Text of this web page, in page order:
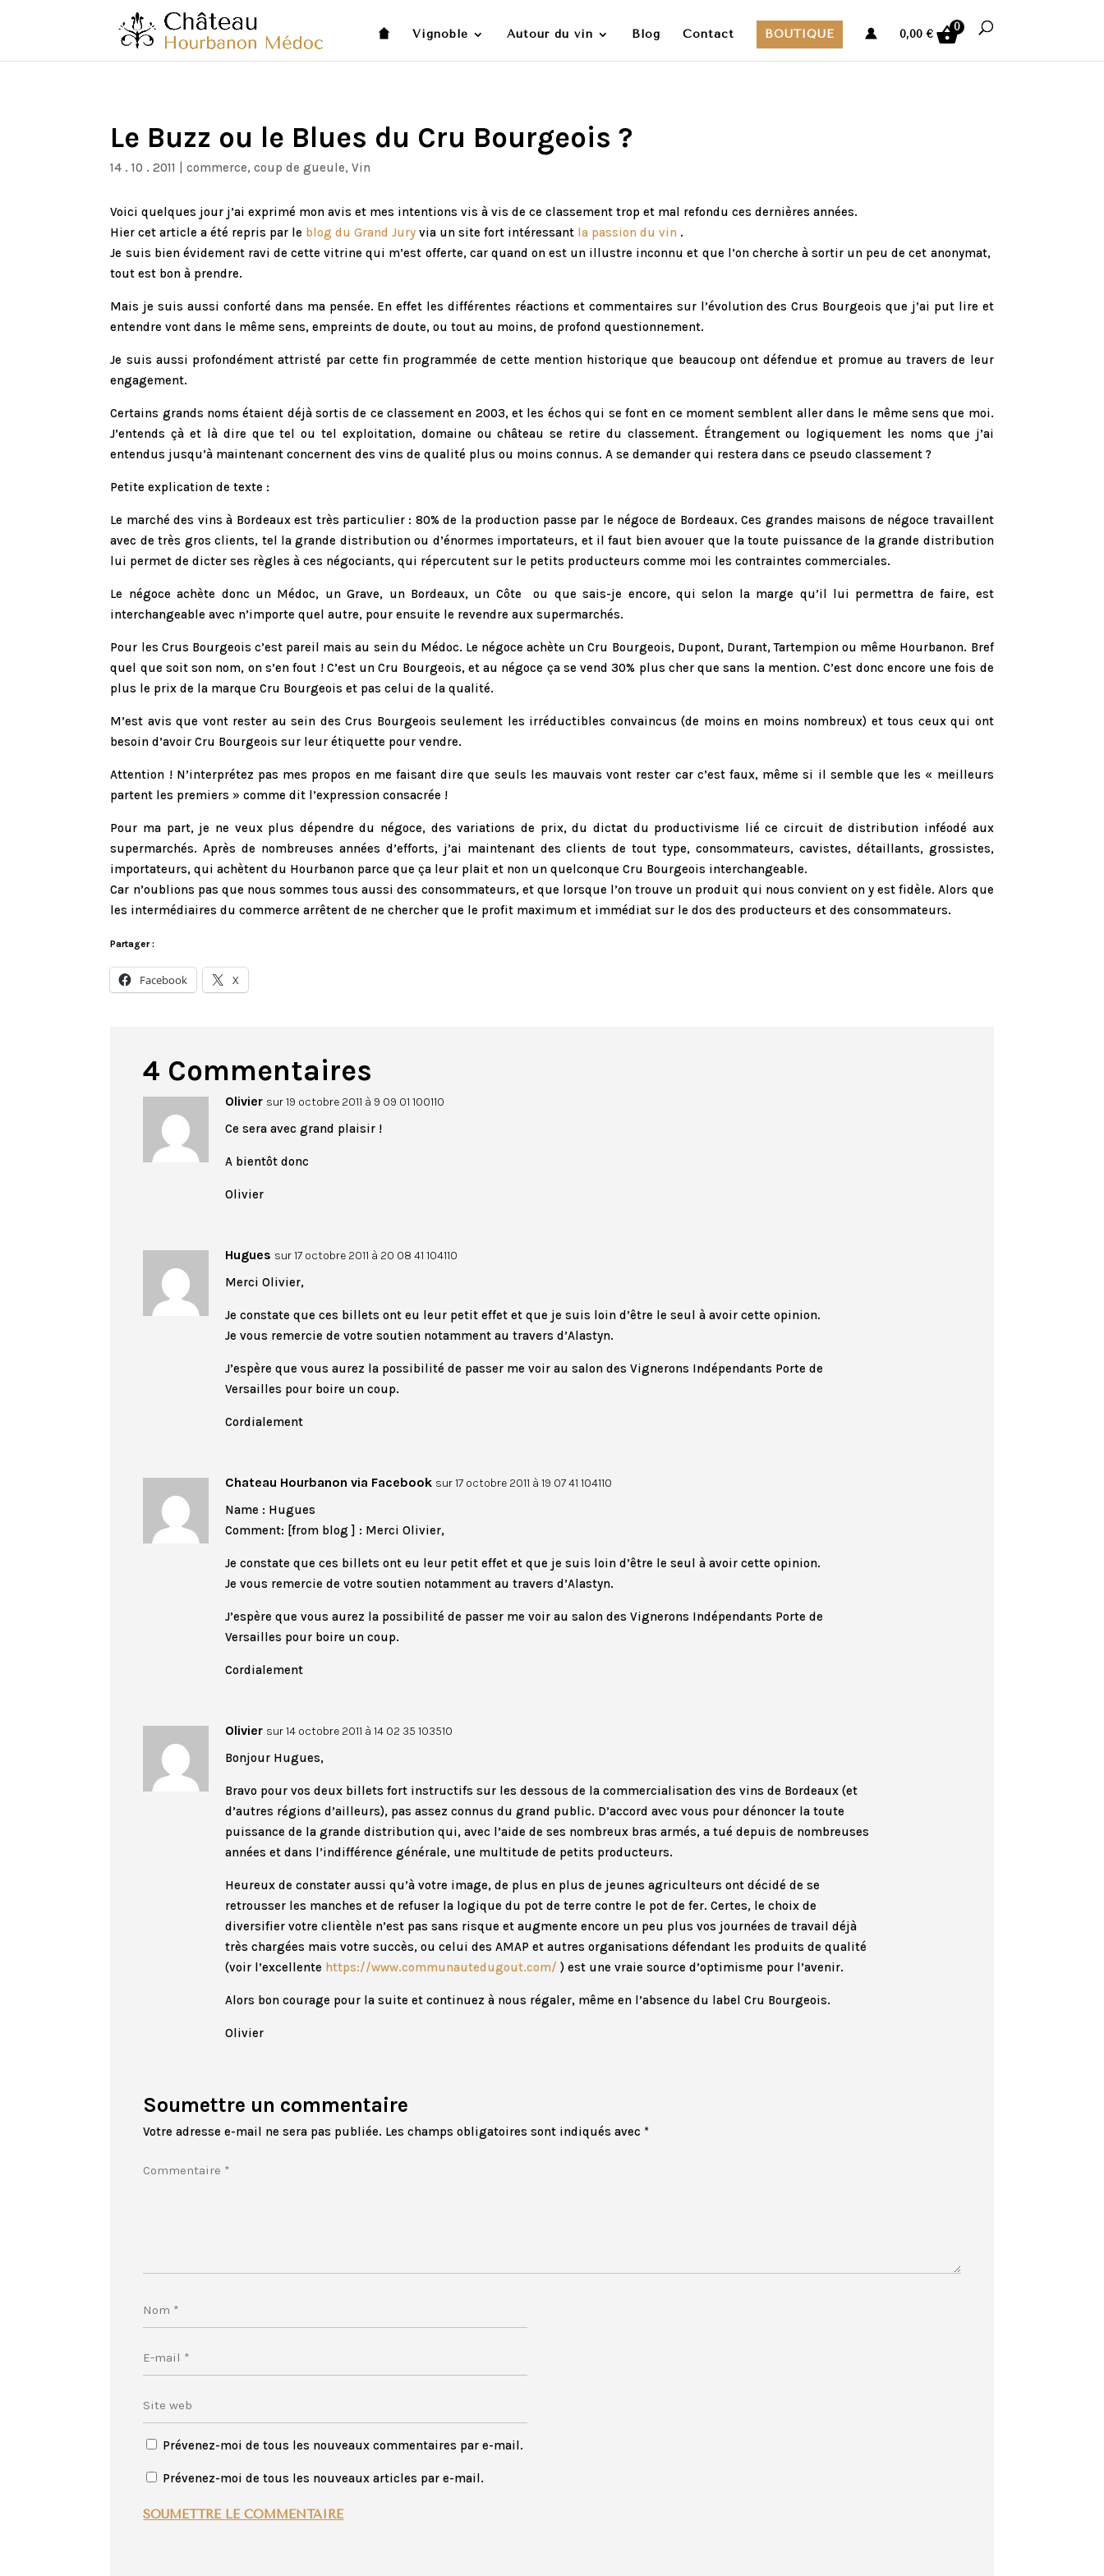
Vignoble Autour du vin Blog Contact BOUTIQUE 0,00€
0
Le Buzz ou le Blues du Cru Bourgeois ?
14 . 10 . 2011 |commerce,coup de gueule,Vin
Voici quelques jour j’ai exprimé mon avis et mes intentions vis à vis de ce classement trop et mal refondu ces dernières années.
Hier cet article a été repris par le blog du Grand Jury via un site fort intéressant la passion du vin .
Je suis bien évidement ravi de cette vitrine qui m’est offerte, car quand on est un illustre inconnu et que l’on cherche à sortir un peu de cet anonymat,
tout est bon à prendre.
Mais je suis aussi conforté dans ma pensée. En effet les différentes réactions et commentaires sur l’évolution des Crus Bourgeois que j’ai put lire et
entendre vont dans le même sens, empreints de doute, ou tout au moins, de profond questionnement.
Je suis aussi profondément attristé par cette fin programmée de cette mention historique que beaucoup ont défendue et promue au travers de leur
engagement.
Certains grands noms étaient déjà sortis de ce classement en 2003, et les échos qui se font en ce moment semblent aller dans le même sens que moi.
J’entends çà et là dire que tel ou tel exploitation, domaine ou château se retire du classement. Étrangement ou logiquement les noms que j’ai
entendus jusqu’à maintenant concernent des vins de qualité plus ou moins connus. A se demander qui restera dans ce pseudo classement ?
Petite explication de texte :
Le marché des vins à Bordeaux est très particulier : 80% de la production passe par le négoce de Bordeaux. Ces grandes maisons de négoce travaillent
avec de très gros clients, tel la grande distribution ou d’énormes importateurs, et il faut bien avouer que la toute puissance de la grande distribution
lui permet de dicter ses règles à ces négociants, qui répercutent sur le petits producteurs comme moi les contraintes commerciales.
Le négoce achète donc un Médoc, un Grave, un Bordeaux, un Côte ou que sais-je encore, qui selon la marge qu’il lui permettra de faire, est
interchangeable avec n’importe quel autre, pour ensuite le revendre aux supermarchés.
Pour les Crus Bourgeois c’est pareil mais au sein du Médoc. Le négoce achète un Cru Bourgeois, Dupont, Durant, Tartempion ou même Hourbanon. Bref
quel que soit son nom, on s’en fout ! C’est un Cru Bourgeois, et au négoce ça se vend 30% plus cher que sans la mention. C’est donc encore une fois de
plus le prix de la marque Cru Bourgeois et pas celui de la qualité.
M’est avis que vont rester au sein des Crus Bourgeois seulement les irréductibles convaincus (de moins en moins nombreux) et tous ceux qui ont
besoin d’avoir Cru Bourgeois sur leur étiquette pour vendre.
Attention ! N’interprétez pas mes propos en me faisant dire que seuls les mauvais vont rester car c’est faux, même si il semble que les « meilleurs
partent les premiers » comme dit l’expression consacrée !
Pour ma part, je ne veux plus dépendre du négoce, des variations de prix, du dictat du productivisme lié ce circuit de distribution inféodé aux
supermarchés. Après de nombreuses années d’efforts, j’ai maintenant des clients de tout type, consommateurs, cavistes, détaillants, grossistes,
importateurs, qui achètent du Hourbanon parce que ça leur plait et non un quelconque Cru Bourgeois interchangeable.
Car n’oublions pas que nous sommes tous aussi des consommateurs, et que lorsque l’on trouve un produit qui nous convient on y est fidèle. Alors que
les intermédiaires du commerce arrêtent de ne chercher que le profit maximum et immédiat sur le dos des producteurs et des consommateurs.
Partager :
Facebook X
4 Commentaires
Olivier sur 19 octobre 2011 à 9 09 01 100110
Ce sera avec grand plaisir !
A bientôt donc
Olivier
Hugues sur 17 octobre 2011 à 20 08 41 104110
Merci Olivier,
Je constate que ces billets ont eu leur petit effet et que je suis loin d’être le seul à avoir cette opinion.
Je vous remercie de votre soutien notamment au travers d’Alastyn.
J’espère que vous aurez la possibilité de passer me voir au salon des Vignerons Indépendants Porte de
Versailles pour boire un coup.
Cordialement
Chateau Hourbanon via Facebook sur 17 octobre 2011 à 19 07 41 104110
Name : Hugues
Comment: [from blog ] : Merci Olivier,
Je constate que ces billets ont eu leur petit effet et que je suis loin d’être le seul à avoir cette opinion.
Je vous remercie de votre soutien notamment au travers d’Alastyn.
J’espère que vous aurez la possibilité de passer me voir au salon des Vignerons Indépendants Porte de
Versailles pour boire un coup.
Cordialement
Olivier sur 14 octobre 2011 à 14 02 35 103510
Bonjour Hugues,
Bravo pour vos deux billets fort instructifs sur les dessous de la commercialisation des vins de Bordeaux (et
d’autres régions d’ailleurs), pas assez connus du grand public. D’accord avec vous pour dénoncer la toute
puissance de la grande distribution qui, avec l’aide de ses nombreux bras armés, a tué depuis de nombreuses
années et dans l’indifférence générale, une multitude de petits producteurs.
Heureux de constater aussi qu’à votre image, de plus en plus de jeunes agriculteurs ont décidé de se
retrousser les manches et de refuser la logique du pot de terre contre le pot de fer. Certes, le choix de
diversifier votre clientèle n’est pas sans risque et augmente encore un peu plus vos journées de travail déjà
très chargées mais votre succès, ou celui des AMAP et autres organisations défendant les produits de qualité
(voir l’excellente https://www.communautedugout.com/ ) est une vraie source d’optimisme pour l’avenir.
Alors bon courage pour la suite et continuez à nous régaler, même en l’absence du label Cru Bourgeois.
Olivier
Soumettre un commentaire
Votre adresse e-mail ne sera pas publiée. Les champs obligatoires sont indiqués avec *
Prévenez-moi de tous les nouveaux commentaires par e-mail.
Prévenez-moi de tous les nouveaux articles par e-mail.
SOUMETTRE LE COMMENTAIRE